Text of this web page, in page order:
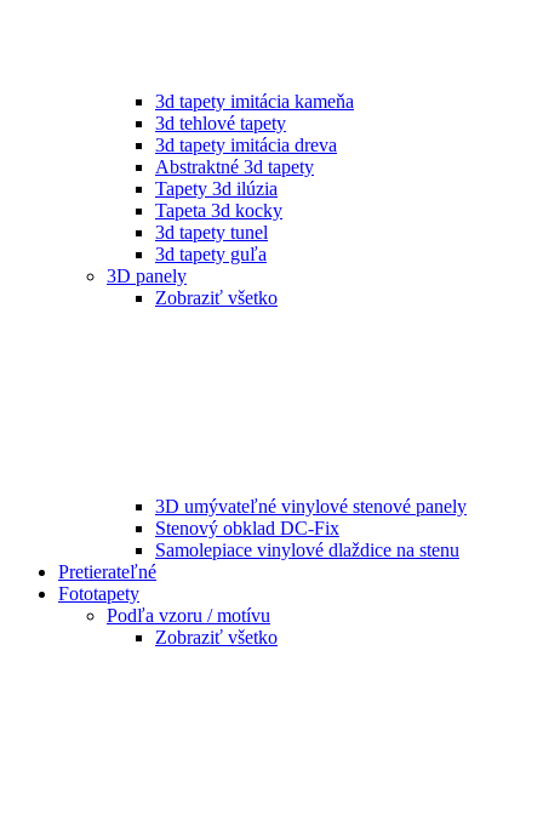
3d tapety imitácia kameňa
3d tehlové tapety
3d tapety imitácia dreva
Abstraktné 3d tapety
Tapety 3d ilúzia
Tapeta 3d kocky
3d tapety tunel
3d tapety guľa
3D panely
Zobraziť všetko
3D umývateľné vinylové stenové panely
Stenový obklad DC-Fix
Samolepiace vinylové dlaždice na stenu
Pretierateľné
Fototapety
Podľa vzoru / motívu
Zobraziť všetko